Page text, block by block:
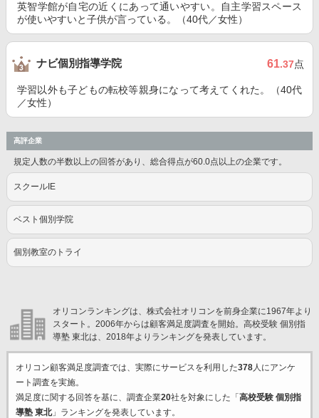
英智学館が自宅の近くにあって通いやすい。自主学習スペース
が使いやすいと子供が言っている。（40代／女性）
ナビ個別指導学院 61.37点
学習以外も子どもの転校等親身になって考えてくれた。（40代
／女性）
高評企業
規定人数の半数以上の回答があり、総合得点が60.0点以上の企業です。
スクールIE
ベスト個別学院
個別教室のトライ
オリコンランキングは、株式会社オリコンを前身企業に1967年より
スタート。2006年からは顧客満足度調査を開始。高校受験 個別指
導塾 東北は、2018年よりランキングを発表しています。
オリコン顧客満足度調査では、実際にサービスを利用した378人にアンケ
ート調査を実施。
満足度に関する回答を基に、調査企業20社を対象にした「 高校受験 個別指
導塾 東北」ランキングを発表しています。